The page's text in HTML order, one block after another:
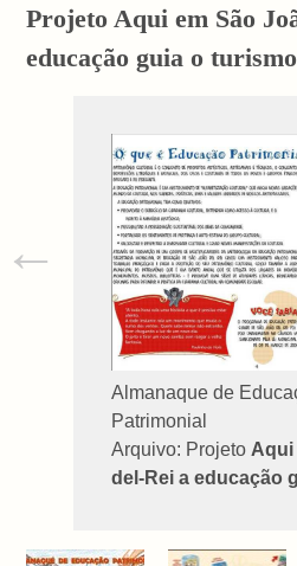
Projeto Aqui em São
educação guia o turismo
Almanaque de
Patrimonial
Arquivo: Projeto Aqui
del-Rei a educação
←